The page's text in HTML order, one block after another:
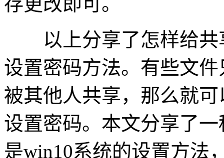
以上分享了怎样给共
设置密码方法。有些文
被其他人共享，那么就
设置密码。本文分享了
是win10系统的设置方法